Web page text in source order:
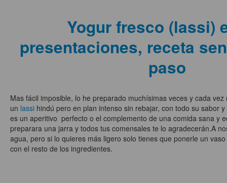
Yogur fresco (lassi)
presentaciones, receta
paso
Mas fácil imposible, lo he preparado muchísimas veces y cada vez
un lassi hindú pero en plan intenso sin rebajar, con todo su sabor
es un aperitivo perfecto o el complemento de una comida sana y
preparara una jarra y todos tus comensales te lo agradecerán.A
agua, pero si lo quieres más ligero solo tienes que ponerle un
con el resto de los ingredientes.